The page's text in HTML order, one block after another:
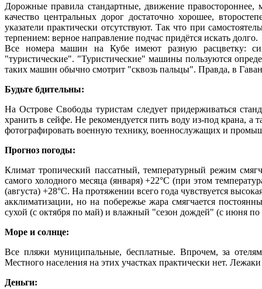
Дорожные правила стандартные, движение
качество центральных дорог достаточно хорошее,
указатели практически отсутствуют. Так что при
терпением: верное направление подчас придётся искать долго.
Все номера машин на Кубе имеют разную расцветку:
"туристические". "Туристические" машины пользуются
таких машин обычно смотрит "сквозь пальцы". Правда, в
Будьте бдительны:
На Острове Свободы туристам следует придерживаться
хранить в сейфе. Не рекомендуется пить воду из-под крана, а
фотографировать военную технику, военнослужащих и
Прогноз погоды:
Климат тропический пассатный, температурный режим
самого холодного месяца (января) +22°C (при этом
(августа) +28°C. На протяжении всего года чувствуется
акклиматизации, но на побережье жара смягчается
сухой (с октября по май) и влажный "сезон дождей" (с июня по
Море и солнце:
Все пляжи муниципальные, бесплатные. Впрочем, за
Местного населения на этих участках практически нет.
Деньги: